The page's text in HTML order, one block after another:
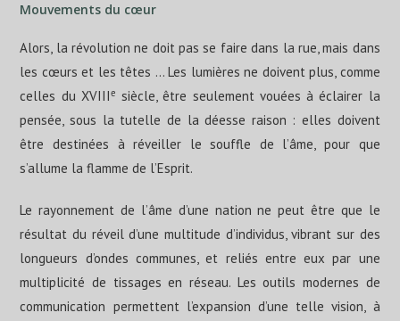
Mouvements du cœur
Alors, la révolution ne doit pas se faire dans la rue, mais dans
les cœurs et les têtes … Les lumières ne doivent plus, comme
celles du XVIIIe siècle, être seulement vouées à éclairer la
pensée, sous la tutelle de la déesse raison : elles doivent
être destinées à réveiller le souffle de l’âme, pour que
s’allume la flamme de l’Esprit.
Le rayonnement de l’âme d’une nation ne peut être que le
résultat du réveil d’une multitude d’individus, vibrant sur des
longueurs d’ondes communes, et reliés entre eux par une
multiplicité de tissages en réseau. Les outils modernes de
communication permettent l’expansion d’une telle vision, à